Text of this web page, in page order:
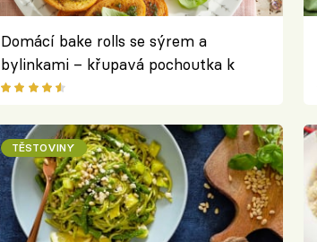
Domácí bake rolls se sýrem a
bylinkami – křupavá pochoutka k
salse i vínu
TĚSTOVINY